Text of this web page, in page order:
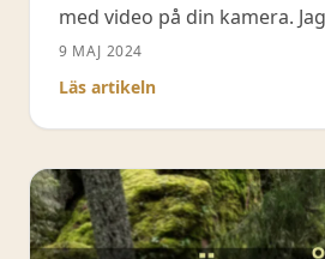
med video på din kamera.
dig de allra första stegen till
hantera videofilmning. Jag
9 MAJ 2024
Läs artikeln